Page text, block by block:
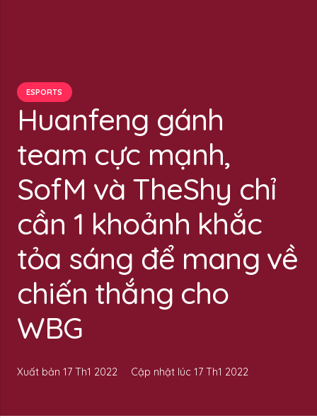
ESPORTS
Huanfeng gánh
team cực mạnh,
SofM và TheShy chỉ
cần 1 khoảnh khắc
tỏa sáng để mang về
chiến thắng cho
WBG
Xuất bản 17 Th1 2022 Cập nhật lúc17 Th1 2022